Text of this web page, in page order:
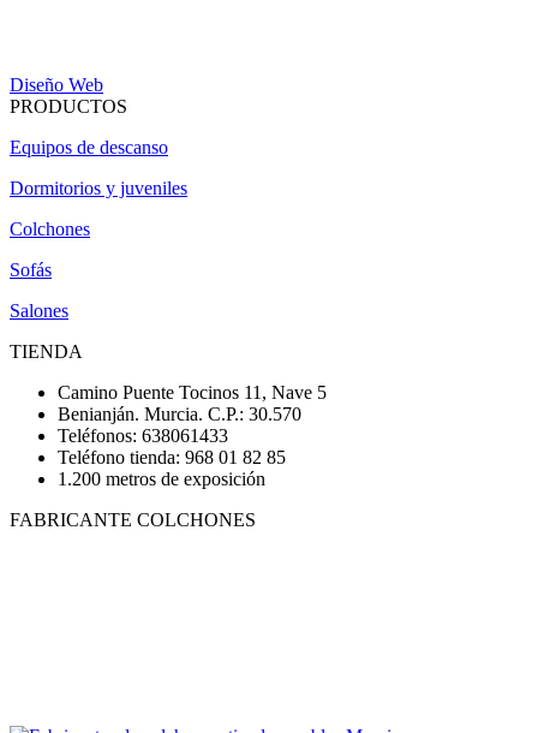
Diseño Web
PRODUCTOS
Equipos de descanso
Dormitorios y juveniles
Colchones
Sofás
Salones
TIENDA
Camino Puente Tocinos 11, Nave 5
Benianján. Murcia. C.P.: 30.570
Teléfonos: 638061433
Teléfono tienda: 968 01 82 85
1.200 metros de exposición
FABRICANTE COLCHONES